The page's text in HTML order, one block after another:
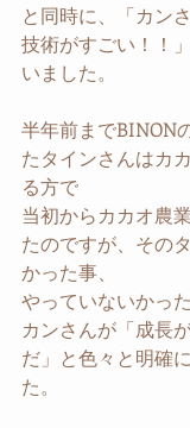
と同時に、「カン
技術がすごい！！
いました。
半年前までBINON
たタインさんはカ
る方で
当初からカカオ農
たのですが、その
かった事、
やっていないかっ
カンさんが「成長
だ」と色々と明確
た。